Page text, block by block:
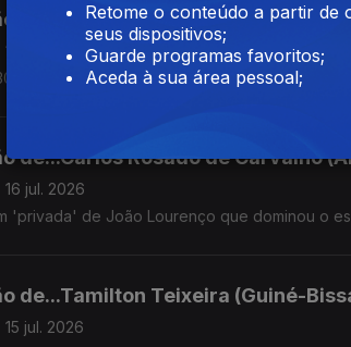
de...Gelson Baía (São Tomé e
17 jul. 2026
Anos e Desafios para o Futuro".
de...Carlos Rosado de Carvalho
16 jul. 2026
'privada' de João Lourenço que dominou o
de...Tamilton Teixeira (Guiné-
15 jul. 2026
Retome o conteúdo a partir de
seus dispositivos;
Guarde programas favoritos;
Aceda à sua área pessoal;